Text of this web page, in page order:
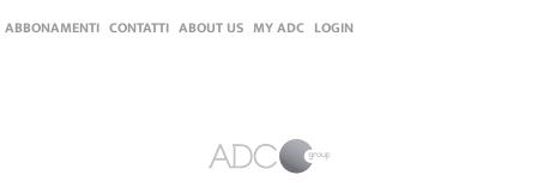
ABBONAMENTI CONTATTI ABOUT US MY ADC LOGIN